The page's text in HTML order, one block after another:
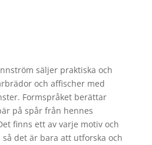
säljer praktiska och
och affischer med
Formspråket berättar
på spår från hennes
finns ett av varje motiv och
det är bara att utforska och